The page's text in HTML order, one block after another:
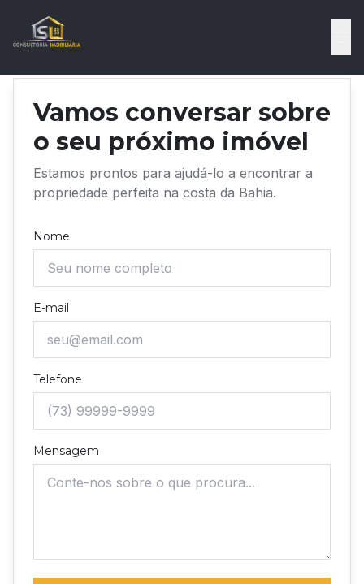
Vamos conversar sobre
o seu próximo imóvel
Estamos prontos para ajudá-lo a encontrar a
propriedade perfeita na costa da Bahia.
Nome
E-mail
Telefone
Mensagem